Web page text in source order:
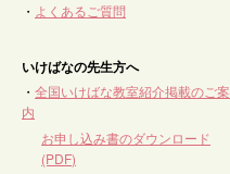
・ よくあるご質問
いけばなの先生方へ
・ 全国いけばな教室紹介掲載のご案
内
お申し込み書のダウンロード
(PDF)